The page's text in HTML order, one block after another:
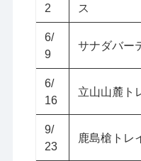
2
ス
6/
9
サナダバー
6/
16
立山山麓ト
9/
23
鹿島槍トレ